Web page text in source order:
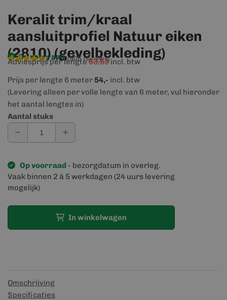
Keralit trim/kraal
aansluitprofiel Natuur eiken
(2810) (gevelbekleding)
Op voorraad
9,4/10(905 reviews)
Adviesprijs per lengte63,53incl. btw
Prijs per lengte 6 meter 54,- incl. btw
(Levering alleen per volle lengte van 6 meter, vul hieronder
het aantal lengtes in)
Aantal stuks
Op voorraad - bezorgdatum in overleg.
Vaak binnen 2 á 5 werkdagen (24 uurs levering
mogelijk)
In winkelwagen
Omschrijving
Specificaties